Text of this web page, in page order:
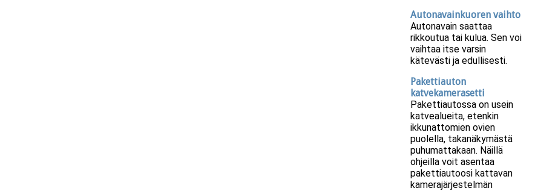
Autonavainkuoren vaihto
Autonavain saattaa
rikkoutua tai kulua. Sen voi
vaihtaa itse varsin
kätevästi ja edullisesti.
Pakettiauton
katvekamerasetti
Pakettiautossa on usein
katvealueita, etenkin
ikkunattomien ovien
puolella, takanäkymästä
puhumattakaan. Näillä
ohjeilla voit asentaa
pakettiautoosi kattavan
kamerajärjestelmän